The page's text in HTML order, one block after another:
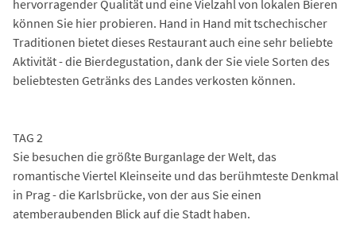
hervorragender Qualität und eine Vielzahl von lokalen Bieren
können Sie hier probieren. Hand in Hand mit tschechischer
Traditionen bietet dieses Restaurant auch eine sehr beliebte
Aktivität - die Bierdegustation, dank der Sie viele Sorten des
beliebtesten Getränks des Landes verkosten können.
TAG 2
Sie besuchen die größte Burganlage der Welt, das
romantische Viertel Kleinseite und das berühmteste Denkmal
in Prag - die Karlsbrücke, von der aus Sie einen
atemberaubenden Blick auf die Stadt haben.